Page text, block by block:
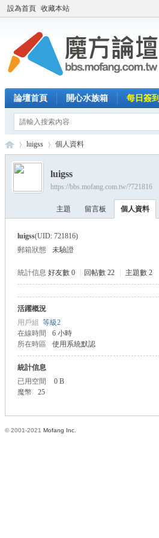
設為首頁 收藏本站
論壇首頁 開心水族箱 每日簽到
›
luigss 個人資料
luigss
https://bbs.mofang.com.tw/?721816
主題 留言板 個人資料
luigss(UID: 721816)
郵箱狀態
未驗證
統計信息 好友數 0 回帖數 22 主題數 2
活躍概況
用戶組 等級2
在線時間
6 小時
所在時區
使用系統默認
統計信息
已用空間
0 B
魔幣
25
© 2001-2021 Mofang Inc.